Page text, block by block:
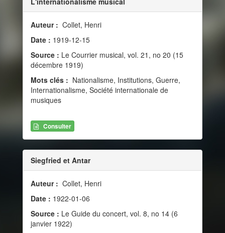
Auteur : Collet, Henri
Date : 1919-12-15
Source : Le Courrier musical, vol. 21, no 20 (15
décembre 1919)
Mots clés : Nationalisme, Institutions, Guerre,
Internationalisme, Société internationale de
musiques
Consulter
Siegfried et Antar
Auteur : Collet, Henri
Date : 1922-01-06
Source : Le Guide du concert, vol. 8, no 14 (6
janvier 1922)